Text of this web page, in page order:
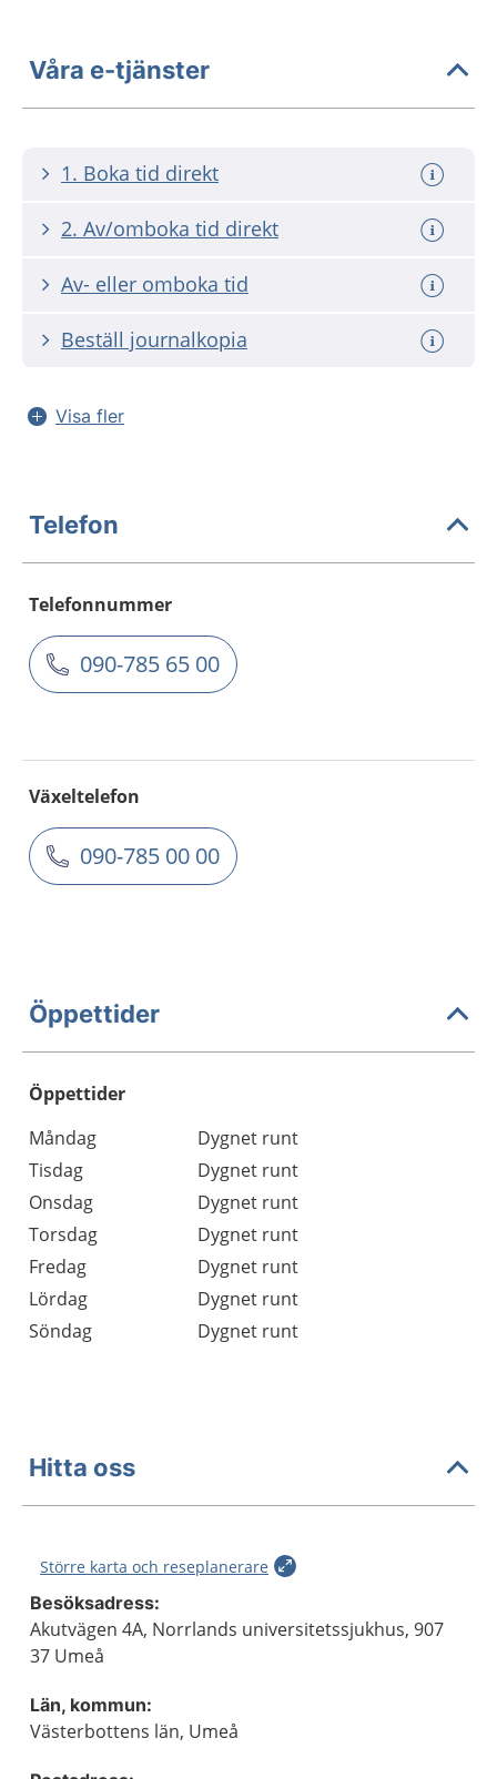
Våra e-tjänster
1. Boka tid direkt
2. Av/omboka tid direkt
Av- eller omboka tid
Beställ journalkopia
Visa fler
Telefon
Telefonnummer
090-785 65 00
Växeltelefon
090-785 00 00
Öppettider
Öppettider
Dag
Öppettider
Kommentarer
Måndag
Dygnet runt
Tisdag
Dygnet runt
Onsdag
Dygnet runt
Torsdag
Dygnet runt
Fredag
Dygnet runt
Lördag
Dygnet runt
Söndag
Dygnet runt
Hitta oss
Större karta och reseplanerare
Besöksadress:
Akutvägen 4A, Norrlands universitetssjukhus, 907
37 Umeå
Län, kommun:
Västerbottens län, Umeå